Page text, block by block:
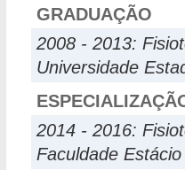
GRADUAÇÃO
2008 - 2013:
Universidade
2014 - 2016:
Faculdade